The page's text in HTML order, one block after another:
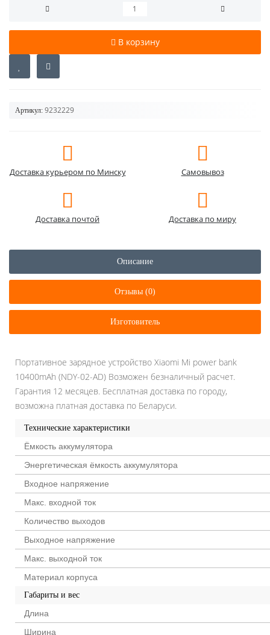
В корзину
Артикул: 9232229
Доставка курьером по Минску Самовывоз
Доставка почтой Доставка по миру
Описание
Отзывы (0)
Изготовитель
Портативное зарядное устройство Xiaomi Mi power bank
10400mAh (NDY-02-AD) Возможен безналичный расчет.
Гарантия 12 месяцев. Бесплатная доставка по городу,
возможна платная доставка по Беларуси.
Технические характеристики
Ёмкость аккумулятора
Энергетическая ёмкость аккумулятора
Входное напряжение
Макс. входной ток
Количество выходов
Выходное напряжение
Макс. выходной ток
Материал корпуса
Габариты и вес
Длина
Ширина